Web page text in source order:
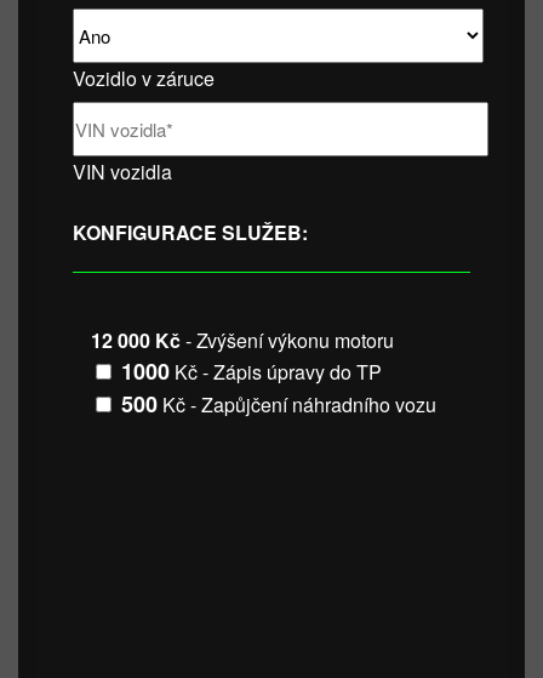
Vozidlo v záruce
VIN vozidla
KONFIGURACE SLUŽEB:
12 000 Kč- Zvýšení výkonu motoru
1000 Kč - Zápis úpravy do TP
500 Kč - Zapůjčení náhradního vozu